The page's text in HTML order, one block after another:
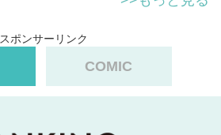
スポンサーリンク
COMIC